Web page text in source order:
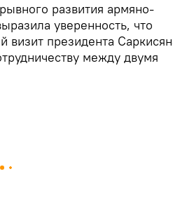
развития армяно-
уверенность, что
визит президента
между двумя